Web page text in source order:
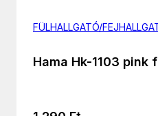
FÜLHALLGATÓ/
Hama Hk-1103 pink